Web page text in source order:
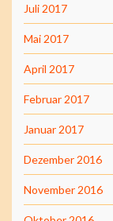
Juli 2017
Mai 2017
April 2017
Februar 2017
Januar 2017
Dezember 2016
November 2016